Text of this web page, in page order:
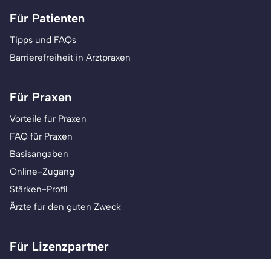
Für Patienten
Tipps und FAQs
Barrierefreiheit in Arztpraxen
Für Praxen
Vorteile für Praxen
FAQ für Praxen
Basisangaben
Online-Zugang
Stärken-Profil
Ärzte für den guten Zweck
Für Lizenzpartner